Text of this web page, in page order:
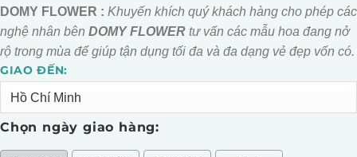
DOMY FLOWER : Khuyến khích quý khách hàng cho phép các
nghệ nhân bên DOMY FLOWER tư vấn các mẫu hoa đang nở
rộ trong mùa để giúp tận dụng tối đa và đa dạng vẻ đẹp vốn có.
GIAO ĐẾN:
Chọn ngày giao hàng:
Alternative: